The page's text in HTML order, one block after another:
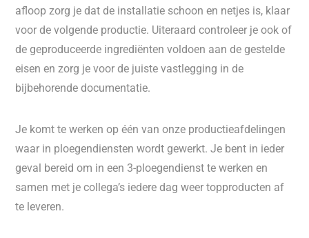
afloop zorg je dat de installatie schoon en netjes is, klaar
voor de volgende productie. Uiteraard controleer je ook of
de geproduceerde ingrediënten voldoen aan de gestelde
eisen en zorg je voor de juiste vastlegging in de
bijbehorende documentatie.
Je komt te werken op één van onze productieafdelingen
waar in ploegendiensten wordt gewerkt. Je bent in ieder
geval bereid om in een 3-ploegendienst te werken en
samen met je collega’s iedere dag weer topproducten af
te leveren.